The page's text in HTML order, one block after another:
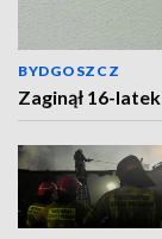
BYDGOSZCZ
Zaginął 16-